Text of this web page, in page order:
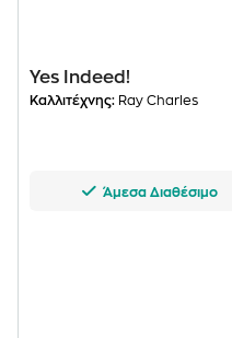
Yes Indeed!
Καλλιτέχνης: Ray Charles
Άμεσα Διαθέσιμο